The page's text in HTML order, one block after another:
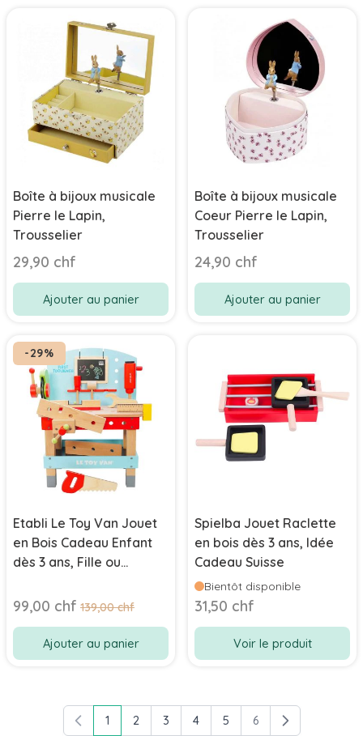
Boîte à bijoux musicale
Pierre le Lapin,
Trousselier
29,90 chf
Ajouter au panier
Boîte à bijoux musicale
Coeur Pierre le Lapin,
Trousselier
24,90 chf
Ajouter au panier
-29%
Etabli Le Toy Van Jouet
en Bois Cadeau Enfant
dès 3 ans, Fille ou
Gratuite, Boutique Suisse
Prix Spécial
99,00 chf Prix normal
139,00 chf
Ajouter au panier
Spielba Jouet Raclette
en bois dès 3 ans, Idée
Cadeau Suisse
Bientôt disponible
31,50 chf
Voir le produit
Vous lisez actuellement la page
1 Page
2 Page
3 Page
4 Page
5 Page
6